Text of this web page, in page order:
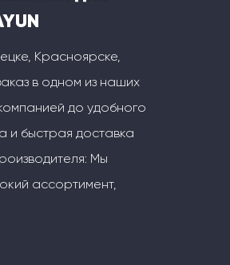
Красноярске,
в одном из наших
до удобного
и быстрая доставка
Мы
ассортимент,